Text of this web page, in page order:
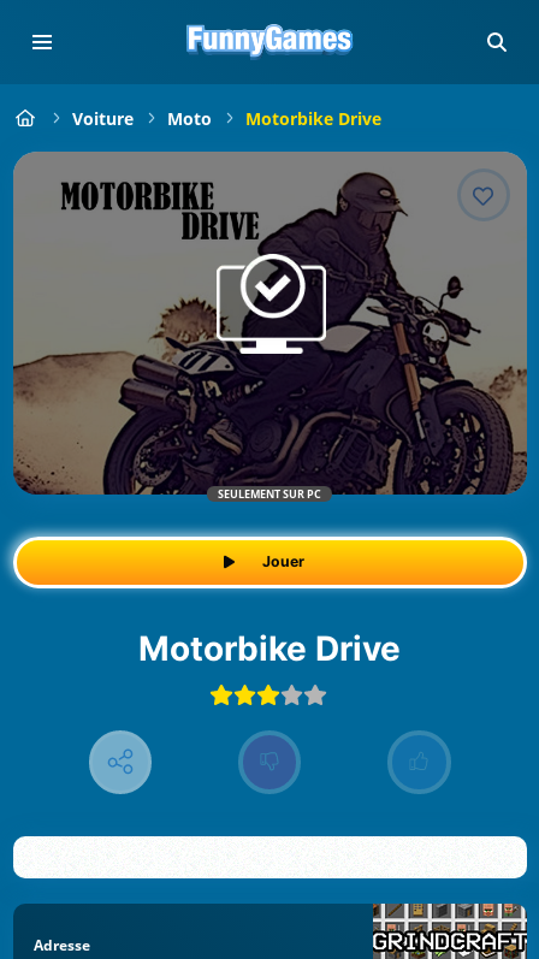
Voiture Moto Motorbike Drive
SEULEMENT SUR PC
Jouer
Motorbike Drive
Adresse